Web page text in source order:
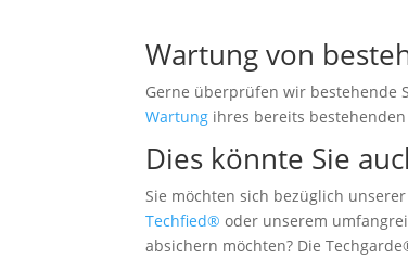
Wartung von
Gerne überprüfen wir bestehende
Wartung ihres bereits
Dies könnte Sie
Sie möchten sich bezüglich unserer
Techfied® oder unserem
absichern möchten? Die